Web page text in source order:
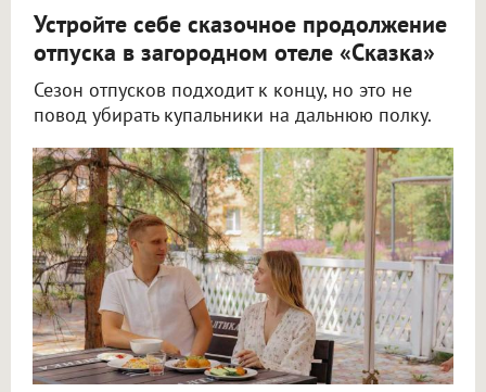
Устройте себе сказочное продолжение
отпуска в загородном отеле «Сказка»
Сезон отпусков подходит к концу, но это не
повод убирать купальники на дальнюю полку.